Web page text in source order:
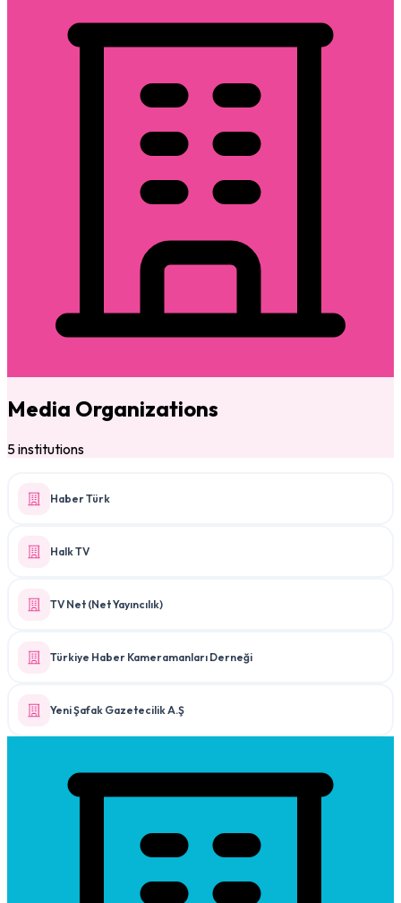
Media Organizations
5 institutions
Haber Türk
Halk TV
TV Net (Net Yayıncılık)
Türkiye Haber Kameramanları Derneği
Yeni Şafak Gazetecilik A.Ş